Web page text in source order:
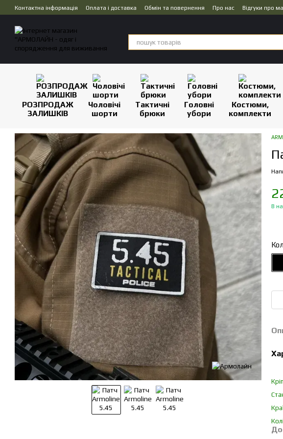
Перейти до основного контенту
Контактна інформація Оплата і доставка Обмін та повернення Про нас Відгуки про
РОЗПРОДАЖ
ЗАЛИШКІВ
Чоловічі
шорти
Тактичні
брюки
Головні
убори
Костюми,
комплекти
В